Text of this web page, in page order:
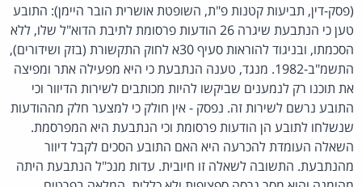
(פסק-דין, תביעות קטנות פ"ת, השופטת אושרית הובר היימן): התובע
טען כי הנתבעת שיגרה 26 הודעות פרסומת לתיבת הדוא"ל שלו, ללא
הסכמתו, ובניגוד להוראות סעיף 30א לחוק התקשורת (בזק ושידורים),
התשמ"ב-1982. מנגד, טענה הנתבעת כי היא מפעילה אתר ומפיצה
את תוכנו רק לנמענים שביקשו להיות מכותבים לשירות הדיוור וכי
התובע נרשם לשירות זה. נפסק - אין חולק כי למצער חלק מההודעות
שנשלחו לתובע הן הודעות פרסומת וכי הנתבעת היא המפרסמת.
השאלה העומדת להכרעה היא האם התובע הסכים לקבל דיוור
מהנתבעת. התשובה לשאלה זו חיובית. עדות מנכ"ל הנתבעת היתה